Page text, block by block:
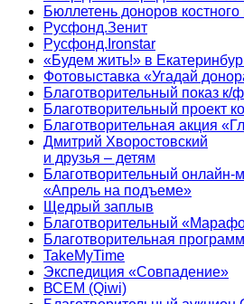
Бюллетень доноров костного
Русфонд.Зенит
Русфонд.Ironstar
«Будем жить!» в
Фотовыставка «Угадай
Благотворительный показ
Благотворительный проект
Благотворительная акция
Дмитрий Хворостовский
и друзья – детям
Благотворительный
«Апрель на подъеме»
Щедрый заплыв
Благотворительный
Благотворительная
TakeMyTime
Экспедиция «Совпадение»
ВСЕМ (Qiwi)